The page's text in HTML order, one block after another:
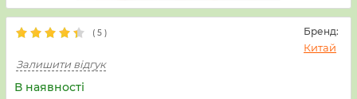
( 5 ) Бренд:
Китай
Залишити відгук
В наявності